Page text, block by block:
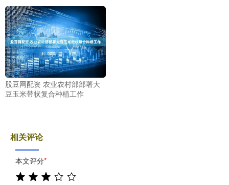
股豆网配资 农业农村部部署大
豆玉米带状复合种植工作
相关评论
本文评分*